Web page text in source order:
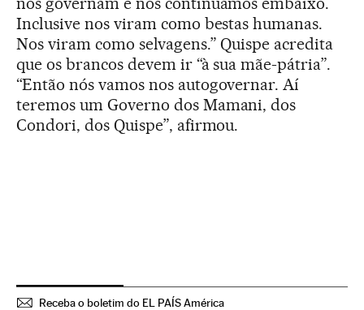
Inclusive nos viram como bestas humanas.
Nos viram como selvagens.” Quispe acredita
que os brancos devem ir “à sua mãe-pátria”.
“Então nós vamos nos autogovernar. Aí
teremos um Governo dos Mamani, dos
Condori, dos Quispe”, afirmou.
Receba o boletim do EL PAÍS América